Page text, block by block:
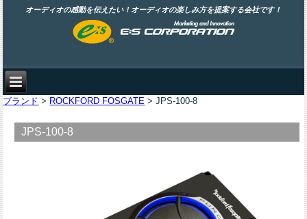
オーディオの感動を伝えたい！オーディオの楽しみ方を提案する会社です！
ブランド > ROCKFORD FOSGATE > JPS-100-8
JPS-100-8